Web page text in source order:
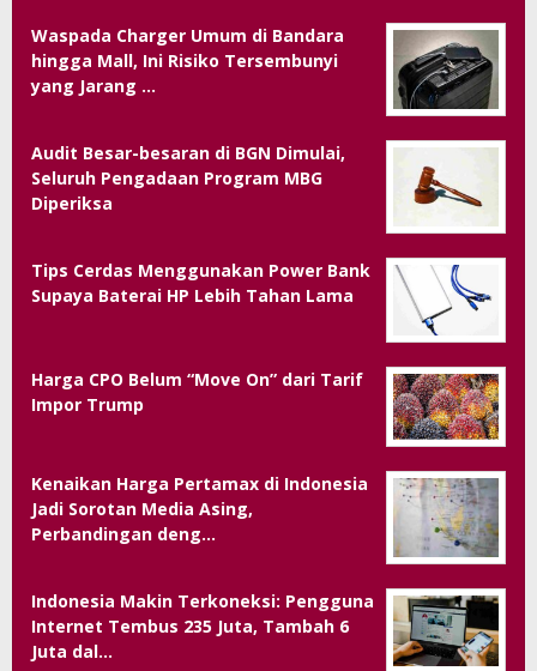
Waspada Charger Umum di Bandara
hingga Mall, Ini Risiko Tersembunyi
yang Jarang …
Audit Besar-besaran di BGN Dimulai,
Seluruh Pengadaan Program MBG
Diperiksa
Tips Cerdas Menggunakan Power Bank
Supaya Baterai HP Lebih Tahan Lama
Harga CPO Belum “Move On” dari Tarif
Impor Trump
Kenaikan Harga Pertamax di Indonesia
Jadi Sorotan Media Asing,
Perbandingan deng…
Indonesia Makin Terkoneksi: Pengguna
Internet Tembus 235 Juta, Tambah 6
Juta dal…